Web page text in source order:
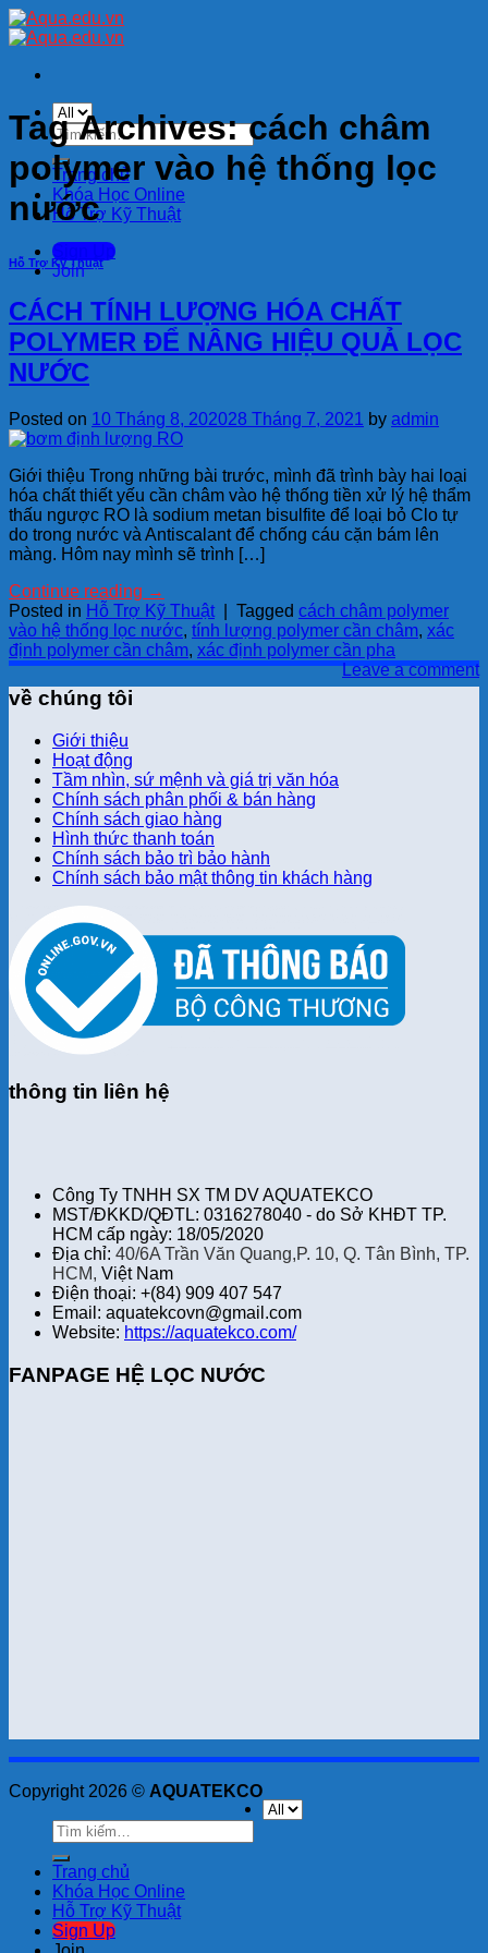
Skip
to
Tìm
kiếm:
Trang chủ
Khóa Học Online
Hỗ Trợ Kỹ Thuật
Sign Up
Join
Tag Archives:cách châm
polymer vào hệ thống lọc
nước
Hỗ Trợ Kỹ Thuật
CÁCH TÍNH LƯỢNG HÓA CHẤT
POLYMER ĐỂ NÂNG HIỆU QUẢ LỌC
NƯỚC
Posted on 10 Tháng 8, 202028 Tháng 7, 2021 by admin
Giới thiệu Trong những bài trước, mình đã trình bày hai loại
hóa chất thiết yếu cần châm vào hệ thống tiền xử lý hệ thẩm
thấu ngược RO là sodium metan bisulfite để loại bỏ Clo tự
do trong nước và Antiscalant để chống cáu cặn bám lên
màng. Hôm nay mình sẽ trình […]
Continue reading →
Posted in Hỗ Trợ Kỹ Thuật Tagged cách châm polymer
vào hệ thống lọc nước, tính lượng polymer cần châm, xác
định polymer cần châm, xác định polymer cần pha
Leave a comment
về chúng tôi
Giới thiệu
Hoạt động
Tầm nhìn, sứ mệnh và giá trị văn hóa
Chính sách phân phối & bán hàng
Chính sách giao hàng
Hình thức thanh toán
Chính sách bảo trì bảo hành
Chính sách bảo mật thông tin khách hàng
thông tin liên hệ
Công Ty TNHH SX TM DV AQUATEKCO
MST/ĐKKD/QĐTL: 0316278040 - do Sở KHĐT TP.
HCM cấp ngày: 18/05/2020
Địa chỉ: 40/6A Trần Văn Quang,P. 10, Q. Tân Bình, TP.
HCM, Việt Nam
Điện thoại: +(84) 909 407 547
Email: aquatekcovn@gmail.com
Website: https://aquatekco.com/
FANPAGE HỆ LỌC NƯỚC
Copyright 2026 © AQUATEKCO
Tìm
kiếm:
Trang chủ
Khóa Học Online
Hỗ Trợ Kỹ Thuật
Sign Up